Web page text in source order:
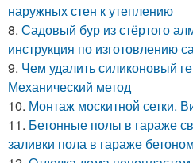
наружных стен к утеплению
8. Садовый бур из стёртого
инструкция по изготовлению
9. Чем удалить силиконовый
Механический метод
10. Монтаж москитной сетки.
11. Бетонные полы в гараже
заливки пола в гараже бетоном